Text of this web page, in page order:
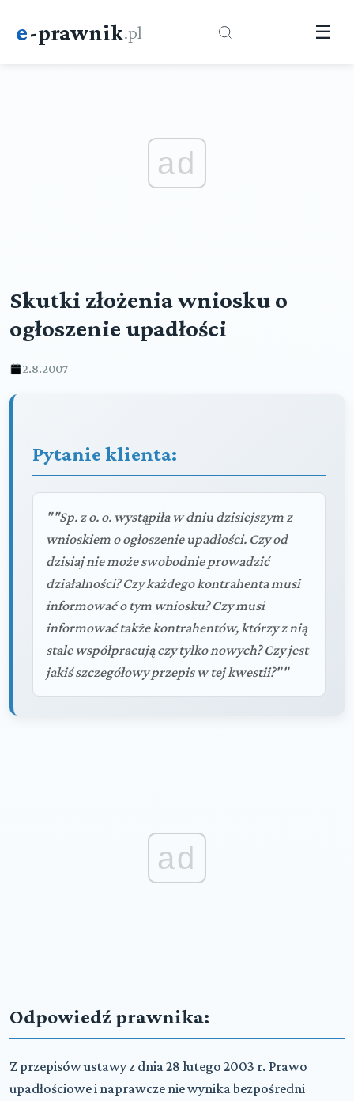
e-prawnik.pl ☰
ad
Skutki złożenia wniosku o
ogłoszenie upadłości
2.8.2007
Pytanie klienta:
""Sp. z o. o. wystąpiła w dniu dzisiejszym z
wnioskiem o ogłoszenie upadłości. Czy od
dzisiaj nie może swobodnie prowadzić
działalności? Czy każdego kontrahenta musi
informować o tym wniosku? Czy musi
informować także kontrahentów, którzy z nią
stale współpracują czy tylko nowych? Czy jest
jakiś szczegółowy przepis w tej kwestii?""
ad
Odpowiedź prawnika:
Z przepisów ustawy z dnia 28 lutego 2003 r. Prawo
upadłościowe i naprawcze nie wynika bezpośredni